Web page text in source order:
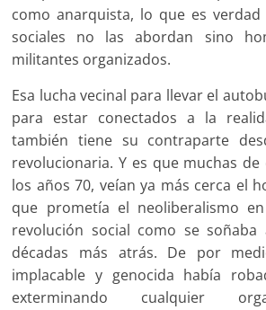
como anarquista, lo que es
sociales no las abordan sino
militantes organizados.
Esa lucha vecinal para llevar el
para estar conectados a la
también tiene su contraparte
revolucionaria. Y es que muchas de
los años 70, veían ya más cerca el
que prometía el neoliberalismo
revolución social como se
décadas más atrás. De por
implacable y genocida había
exterminando cualquier